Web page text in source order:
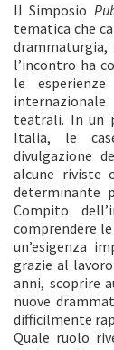
Il Simposio
tematica che
l’incontro ha
le
teatrali. In un
Italia, le
divulgazione
alcune riviste
determinante
Compito
comprendere
un’esigenza
grazie al
anni, scoprire
nuove
difficilmente
Quale ruolo